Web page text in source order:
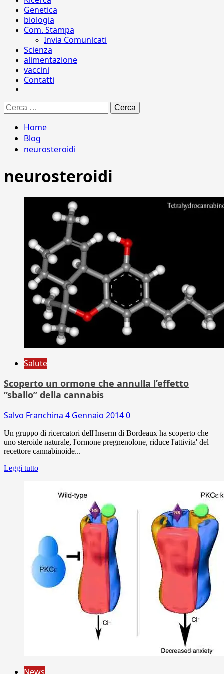
Genetica
biologia
Com. Stampa
Invia Comunicati
Scienza
alimentazione
vaccini
Contatti
Ricerca
per:
Home
Blog
neurosteroidi
neurosteroidi
Salute
Scoperto un ormone che annulla l’effetto
“sballo” della cannabis
Salvo Franchina 4 Gennaio 20140
Un gruppo di ricercatori dell'Inserm di Bordeaux ha scoperto che
uno steroide naturale, l'ormone pregnenolone, riduce l'attivita' del
recettore cannabinoide...
Leggi tutto